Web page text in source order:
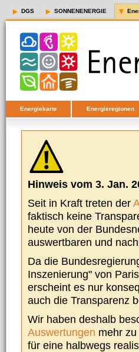
DGS SONNENENERGIE
Energiekarte Energieregionen
Hinweis vom 3. Jan.
Seit in Kraft treten der
faktisch keine
heute von der
auswertbaren und
Da die
Inszenierung" von
erscheint es nur
auch die Transparenz
Wir haben deshalb
Auswertungen mehr
für eine halbwegs